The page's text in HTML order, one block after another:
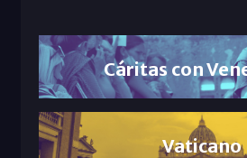
Cáritas con
Vaticano